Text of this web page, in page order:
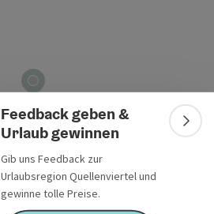
Feedback geben &
Urlaub gewinnen
Gib uns Feedback zur
Urlaubsregion Quellenviertel und
gewinne tolle Preise.